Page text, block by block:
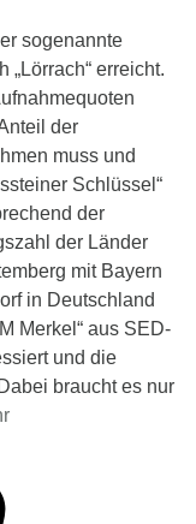
sogenannte
„Lörrach“ erreicht.
der
muss und
Schlüssel“
der
der Länder
mit Bayern
in Deutschland
Merkel“ aus SED-
und die
braucht es nur